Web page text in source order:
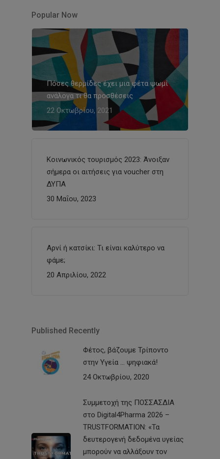
Popular Now
Πόσες θερμίδες έχει μια φέτα ψωμί
ανάλογα τι θα προσθέσεις
22 Οκτωβρίου, 2021
Κοινωνικός τουρισμός 2023: Άνοιξαν
σήμερα οι αιτήσεις για voucher στη
ΔΥΠΑ
30 Μαΐου, 2023
Αρνί ή κατσίκι: Τι είναι καλύτερο να
φάμε;
20 Απριλίου, 2022
Published Recently
Φέτος, βάζουμε Τρίποντο
στην Υγεία … ψηφιακά!
24 Οκτωβρίου, 2020
Συμμετοχή της ΠΟΣΣΑΣΔΙΑ
στο Digital4Pharma 2026 –
TRUSTFORMATION: «Τα
δευτερογενή δεδομένα υγείας
μπορούν να αλλάξουν τον